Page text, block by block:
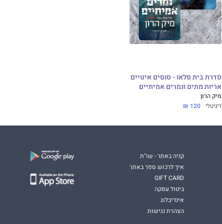
סדרת בית סלאו - סוסים איטיים
אריות מתים ונמרים אמיתיים
מיק הרון
דיגיטלי 120 ₪
קניה באתר - שו"ת
איך לרכוש ספר באתר
GIFT CARD
ביטול עסקה
אינדיבלוג
הצהרת נגישות